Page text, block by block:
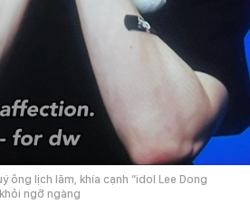
ông lịch lãm, khía cạnh “idol Lee Dong
ngỡ ngàng